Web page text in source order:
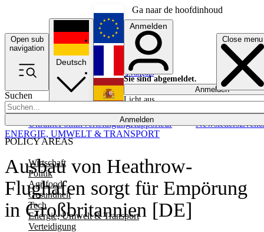
Ga naar de hoofdinhoud
Open sub
navigation
Close menu
Suchen
Anmelden
POLICY AREAS
Wirtschaft
Politik
Agrifood
Gesundheit
Tech
Energie, Umwelt & Transport
Verteidigung
UkrainePolitikVerteidigungRapporteur NewslettersEvents
Deutsch
English
Français
Anmelden
Sie sind abgemeldet.
Anmelden
Licht aus
Ausbau von Heathrow-
Flughafen sorgt für Empörung
in Großbritannien [DE]
ENERGIE, UMWELT & TRANSPORT